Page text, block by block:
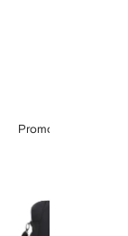
von
Promotion